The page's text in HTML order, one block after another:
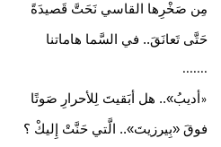
مِن صَخْرِها القاسي نَحَتَّ قَصيدَةً
حَتَّى تَعانَقَ.. في السَّما هاماتنا
.......
«أديبُ».. هل أبَقيتَ لِلأحرارِ صَوتًا
فوقَ «بِيرزيتَ».. الَّتي حَنَّتْ إِليكْ ؟